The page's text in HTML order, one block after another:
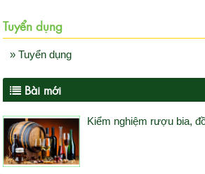
Tuyển dụng
» Tuyển dụng
Bài mới
Kiểm nghiệm rượu bia,